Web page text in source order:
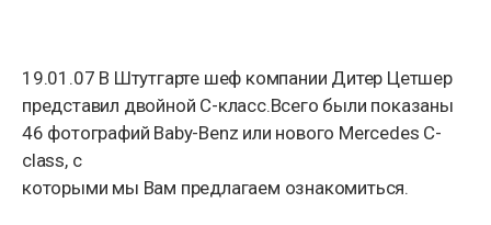
19.01.07 В Штутгарте шеф компании Дитер Цетшер
представил двойной С-класс.Всего были показаны
46 фотографий Baby-Benz или нового Mercedes C-
class, с
которыми мы Вам предлагаем ознакомиться.